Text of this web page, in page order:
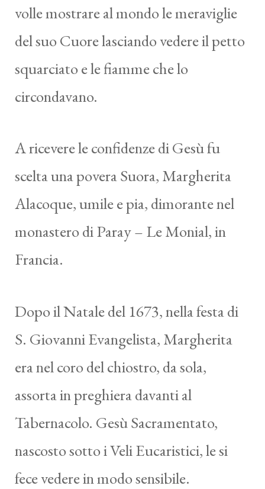
volle mostrare al mondo le meraviglie
del suo Cuore lasciando vedere il petto
squarciato e le fiamme che lo
circondavano.
A ricevere le confidenze di Gesù fu
scelta una povera Suora, Margherita
Alacoque, umile e pia, dimorante nel
monastero di Paray – Le Monial, in
Francia.
Dopo il Natale del 1673, nella festa di
S. Giovanni Evangelista, Margherita
era nel coro del chiostro, da sola,
assorta in preghiera davanti al
Tabernacolo. Gesù Sacramentato,
nascosto sotto i Veli Eucaristici, le si
fece vedere in modo sensibile.